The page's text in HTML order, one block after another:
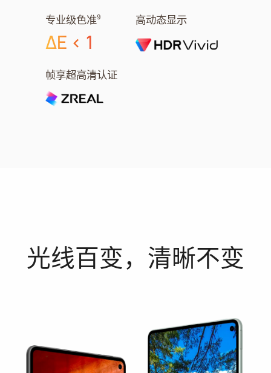
专业级色准⁠9
ΔE < 1
高动态显示
帧享超高清认证
光线百变，清晰不变